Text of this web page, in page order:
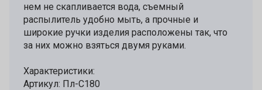
нем не скапливается вода, съемный
распылитель удобно мыть, а прочные и
широкие ручки изделия расположены так, что
за них можно взяться двумя руками.
Характеристики:
Артикул: Пл-С180